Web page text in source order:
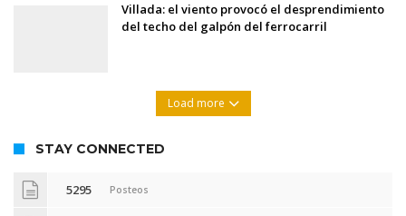
Villada: el viento provocó el desprendimiento
del techo del galpón del ferrocarril
Load more
STAY CONNECTED
5295 Posteos